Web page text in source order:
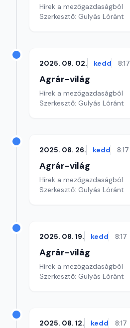
Hírek a mezőgazdaságból
Szerkesztő: Gulyás Lóránt
2025. 09. 02. kedd 8:17
Agrár-világ
Hírek a mezőgazdaságból
Szerkesztő: Gulyás Lóránt
2025. 08. 26. kedd 8:17
Agrár-világ
Hírek a mezőgazdaságból
Szerkesztő: Gulyás Lóránt
2025. 08. 19. kedd 8:17
Agrár-világ
Hírek a mezőgazdaságból
Szerkesztő: Gulyás Lóránt
2025. 08. 12. kedd 8:17